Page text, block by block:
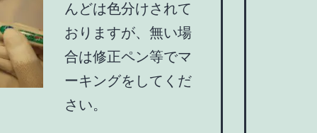
んどは色分けされて
おりますが、無い場
合は修正ペン等でマ
ーキングをしてくだ
さい。